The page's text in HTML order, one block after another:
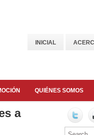
INICIAL
QUIÉNES SOMOS
a